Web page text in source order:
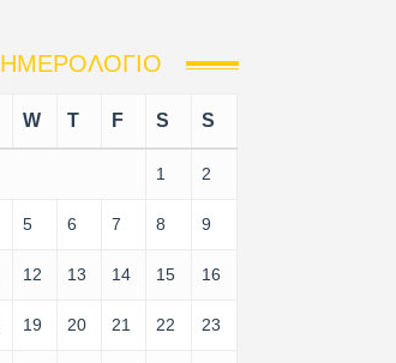
ΗΜΕΡΟΛΌΓΙΟ
W T F S S
1 2
5 6 7 8 9
12 13 14 15 16
19 20 21 22 23